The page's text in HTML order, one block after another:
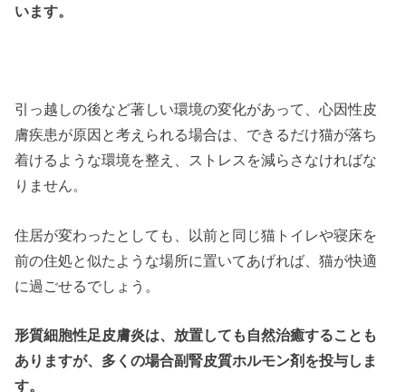
います。
引っ越しの後など著しい環境の変化があって、心因性皮
膚疾患が原因と考えられる場合は、できるだけ猫が落ち
着けるような環境を整え、ストレスを減らさなければな
りません。
住居が変わったとしても、以前と同じ猫トイレや寝床を
前の住処と似たような場所に置いてあげれば、猫が快適
に過ごせるでしょう。
形質細胞性足皮膚炎は、放置しても自然治癒することも
ありますが、多くの場合副腎皮質ホルモン剤を投与しま
す。